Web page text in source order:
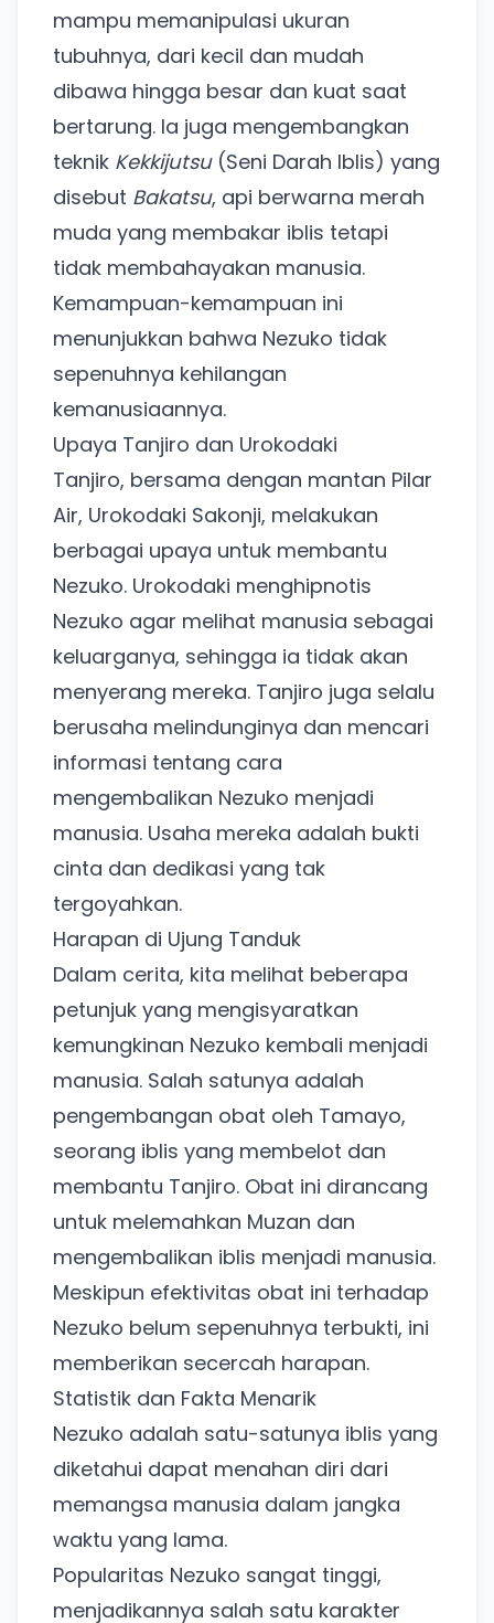
mampu memanipulasi ukuran
tubuhnya, dari kecil dan mudah
dibawa hingga besar dan kuat saat
bertarung. Ia juga mengembangkan
teknik Kekkijutsu(Seni Darah Iblis) yang
disebut Bakatsu, api berwarna merah
muda yang membakar iblis tetapi
tidak membahayakan manusia.
Kemampuan-kemampuan ini
menunjukkan bahwa Nezuko tidak
sepenuhnya kehilangan
kemanusiaannya.
Upaya Tanjiro dan Urokodaki
Tanjiro, bersama dengan mantan Pilar
Air, Urokodaki Sakonji, melakukan
berbagai upaya untuk membantu
Nezuko. Urokodaki menghipnotis
Nezuko agar melihat manusia sebagai
keluarganya, sehingga ia tidak akan
menyerang mereka. Tanjiro juga selalu
berusaha melindunginya dan mencari
informasi tentang cara
mengembalikan Nezuko menjadi
manusia. Usaha mereka adalah bukti
cinta dan dedikasi yang tak
tergoyahkan.
Harapan di Ujung Tanduk
Dalam cerita, kita melihat beberapa
petunjuk yang mengisyaratkan
kemungkinan Nezuko kembali menjadi
manusia. Salah satunya adalah
pengembangan obat oleh Tamayo,
seorang iblis yang membelot dan
membantu Tanjiro. Obat ini dirancang
untuk melemahkan Muzan dan
mengembalikan iblis menjadi manusia.
Meskipun efektivitas obat ini terhadap
Nezuko belum sepenuhnya terbukti, ini
memberikan secercah harapan.
Statistik dan Fakta Menarik
Nezuko adalah satu-satunya iblis yang
diketahui dapat menahan diri dari
memangsa manusia dalam jangka
waktu yang lama.
Popularitas Nezuko sangat tinggi,
menjadikannya salah satu karakter